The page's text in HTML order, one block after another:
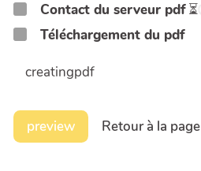
Contact du serveur pdf ⏳
Téléchargement du pdf
creatingpdf
preview Retour à la page